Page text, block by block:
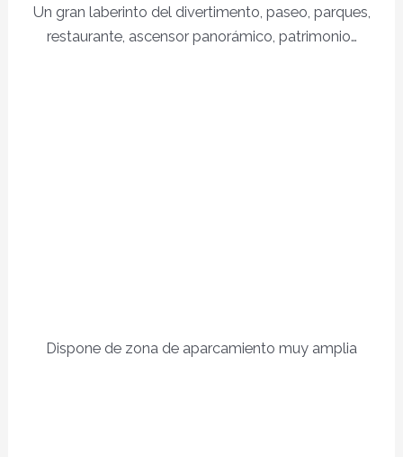
Un gran laberinto del divertimento, paseo, parques,
restaurante, ascensor panorámico, patrimonio…
Dispone de zona de aparcamiento muy amplia